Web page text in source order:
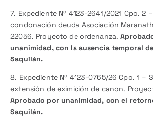
7. Expediente Nº 4123-2641/2021 Cpo. 2
condonación deuda Asociación
22056. Proyecto de ordenanza.
unanimidad, con la ausencia temporal
Saquilán.
8. Expediente Nº 4123-0765/26 Cpo. 1 –
extensión de eximición de canon.
Aprobado por unanimidad, con el
Saquilán.